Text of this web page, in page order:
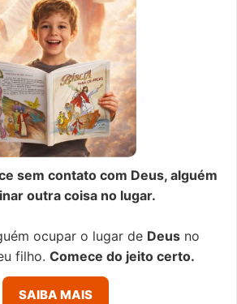
sem contato com Deus, alguém
outra coisa no lugar.
ocupar o lugar de Deus no
filho. Comece do jeito certo.
SAIBA MAIS